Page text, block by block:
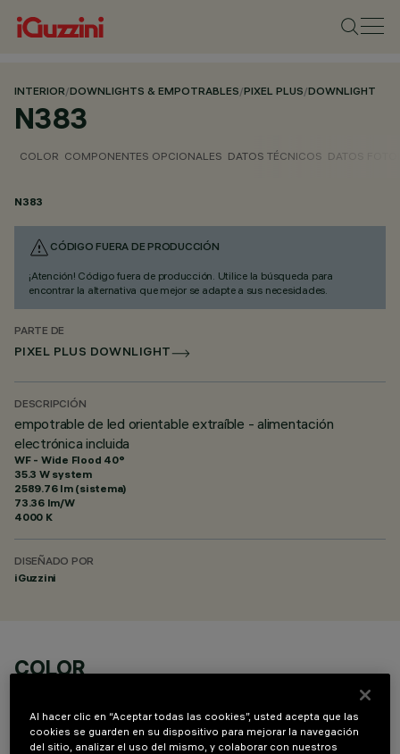
INTERIOR/DOWNLIGHTS & EMPOTRABLES/PIXEL PLUS/DOWNLIGHT
N383
COLOR COMPONENTES OPCIONALES DATOS TÉCNICOS DATOS
N383
CÓDIGO FUERA DE PRODUCCIÓN
¡Atención! Código fuera de producción. Utilice la búsqueda para
encontrar la alternativa que mejor se adapte a sus necesidades.
PARTE DE
PIXEL PLUS DOWNLIGHT
DESCRIPCIÓN
empotrable de led orientable extraíble - alimentación
electrónica incluida
WF - Wide Flood 40°
35.3 W system
2589.76 lm (sistema)
73.36 lm/W
4000 K
DISEÑADO POR
iGuzzini
COLOR
Al hacer clic en “Aceptar todas las cookies”, usted acepta que las
cookies se guarden en su dispositivo para mejorar la navegación
del sitio, analizar el uso del mismo, y colaborar con nuestros